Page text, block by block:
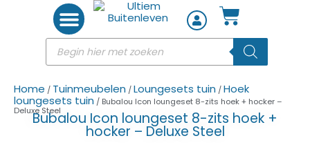
Home / Tuinmeubelen /Loungesets tuin /Hoek
loungesets tuin / Bubalou Icon loungeset 8-zits hoek + hocker –
Deluxe Steel
Bubalou Icon loungeset 8-zits hoek +
hocker – Deluxe Steel